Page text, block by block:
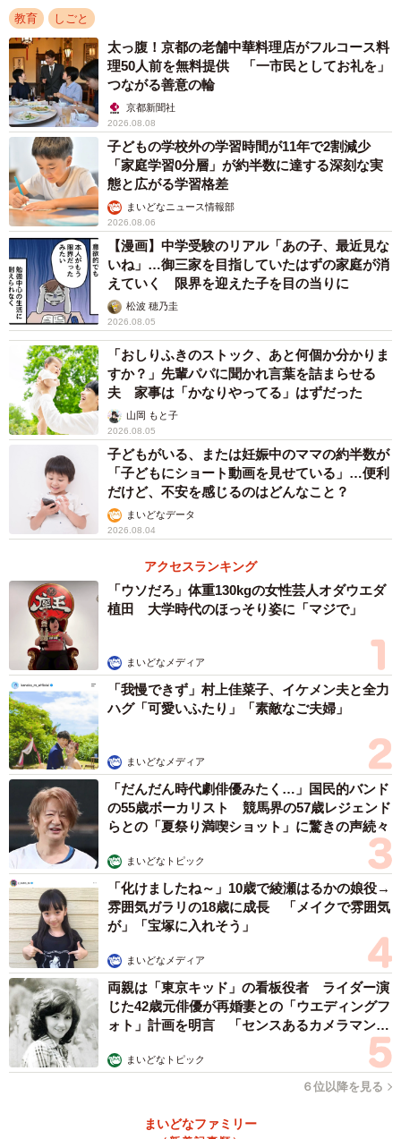
教育 しごと
太っ腹！京都の老舗中華料理店がフルコース料
理50人前を無料提供 「一市民としてお礼を」
つながる善意の輪
京都新聞社
2026.08.08
子どもの学校外の学習時間が11年で2割減少
「家庭学習0分層」が約半数に達する深刻な実
態と広がる学習格差
まいどなニュース情報部
2026.08.06
【漫画】中学受験のリアル「あの子、最近見な
いね」…御三家を目指していたはずの家庭が消
えていく 限界を迎えた子を目の当りに
松波 穂乃圭
2026.08.05
「おしりふきのストック、あと何個か分かりま
すか？」先輩パパに聞かれ言葉を詰まらせる
夫 家事は「かなりやってる」はずだった
山岡 もと子
2026.08.05
子どもがいる、または妊娠中のママの約半数が
「子どもにショート動画を見せている」…便利
だけど、不安を感じるのはどんなこと？
まいどなデータ
2026.08.04
アクセスランキング
「ウソだろ」体重130kgの女性芸人オダウエダ
植田 大学時代のほっそり姿に「マジで」
まいどなメディア
「我慢できず」村上佳菜子、イケメン夫と全力
ハグ「可愛いふたり」「素敵なご夫婦」
まいどなメディア
「だんだん時代劇俳優みたく…」国民的バンド
の55歳ボーカリスト 競馬界の57歳レジェンド
らとの「夏祭り満喫ショット」に驚きの声続々
まいどなトピック
「化けましたね～」10歳で綾瀬はるかの娘役→
雰囲気ガラリの18歳に成長 「メイクで雰囲気
が」「宝塚に入れそう」
まいどなメディア
両親は「東京キッド」の看板役者 ライダー演
じた42歳元俳優が再婚妻との「ウエディングフ
ォト」計画を明言 「センスあるカメラマン求
まいどなトピック
６位以降を見る
まいどなファミリー